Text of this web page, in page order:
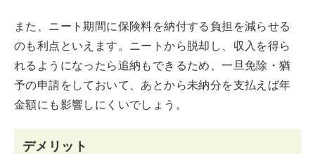
また、ニート期間に保険料を納付する負担を減らせる
のも利点といえます。ニートから脱却し、収入を得ら
れるようになったら追納もできるため、一旦免除・猶
予の申請をしておいて、あとから未納分を支払えば年
金額にも影響しにくいでしょう。
デメリット